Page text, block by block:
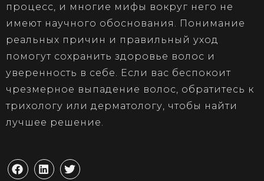
процесс, и многие мифы вокруг него не
имеют научного обоснования. Понимание
реальных причин и правильный уход
помогут сохранить здоровье волос и
уверенность в себе. Если вас беспокоит
чрезмерное выпадение волос, обратитесь к
трихологу или дерматологу, чтобы найти
лучшее решение.